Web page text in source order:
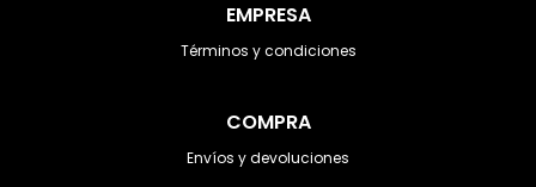
EMPRESA
Términos y condiciones
COMPRA
Envíos y devoluciones